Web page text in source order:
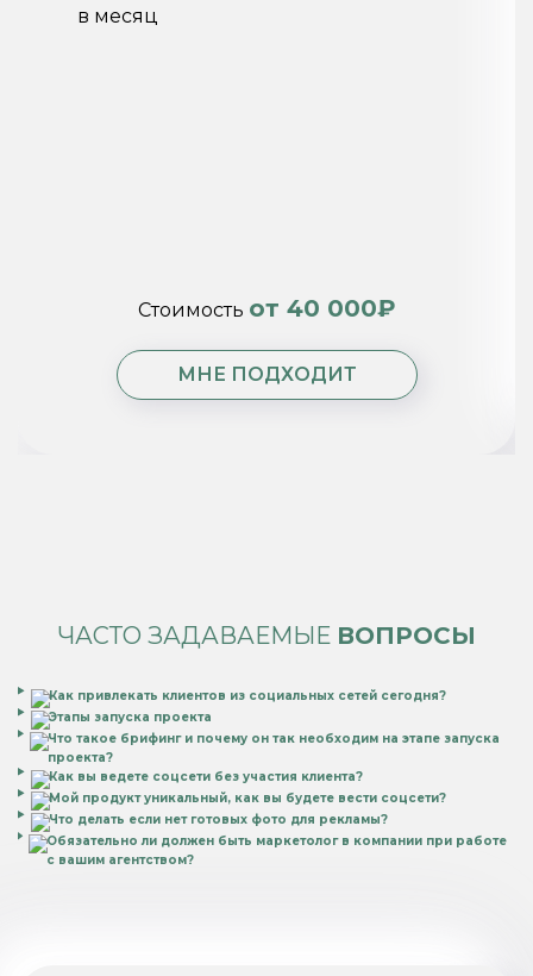
в месяц
Стоимость от 40 000₽
МНЕ ПОДХОДИТ
ЧАСТО ЗАДАВАЕМЫЕ ВОПРОСЫ
Как привлекать клиентов из социальных сетей сегодня?
Этапы запуска проекта
Что такое брифинг и почему он так необходим на этапе запуска
проекта?
Как вы ведете соцсети без участия клиента?
Мой продукт уникальный, как вы будете вести соцсети?
Что делать если нет готовых фото для рекламы?
Обязательно ли должен быть маркетолог в компании при работе
с вашим агентством?